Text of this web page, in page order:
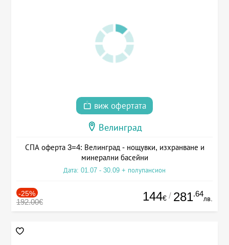
виж офертата
Велинград
СПА оферта 3=4: Велинград - нощувки, изхранване и
минерални басейни
Дата: 01.07 - 30.09 + полупансион
-25%
192.00€ 144€ / 281.64
лв.